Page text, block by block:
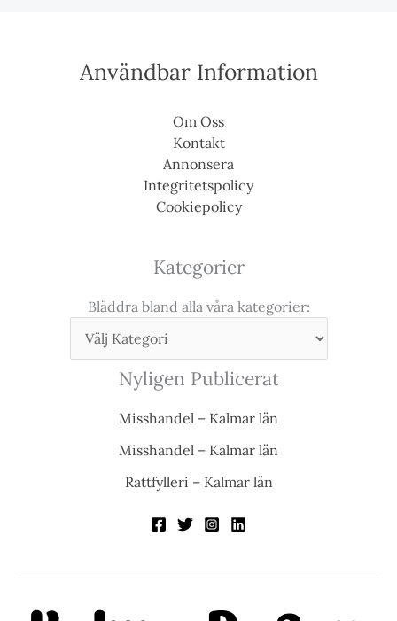
Användbar Information
Om Oss
Kontakt
Annonsera
Integritetspolicy
Cookiepolicy
Kategorier
Bläddra bland alla våra kategorier:
Nyligen Publicerat
Misshandel – Kalmar län
Misshandel – Kalmar län
Rattfylleri – Kalmar län